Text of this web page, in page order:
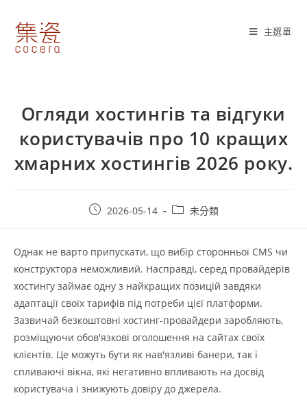
content
主選單
Огляди хостингів та відгуки
користувачів про 10 кращих
хмарних хостингів 2026 року.
Post 2026-05-14
Post未分類
Однак не варто припускати, що вибір сторонньої CMS чи
конструктора неможливий. Насправді, серед провайдерів
хостингу займає одну з найкращих позицій завдяки
адаптації своїх тарифів під потреби цієї платформи.
Зазвичай безкоштовні хостинг-провайдери заробляють,
розміщуючи обов'язкові оголошення на сайтах своїх
клієнтів. Це можуть бути як нав'язливі банери, так і
спливаючі вікна, які негативно впливають на досвід
користувача і знижують довіру до джерела.